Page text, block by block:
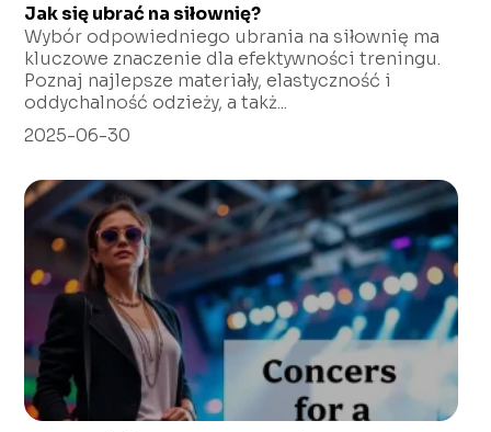
Jak się ubrać na siłownię?
Wybór odpowiedniego ubrania na siłownię ma
kluczowe znaczenie dla efektywności treningu.
Poznaj najlepsze materiały, elastyczność i
oddychalność odzieży, a takż...
2025-06-30